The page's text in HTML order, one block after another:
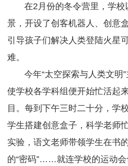
在2月份的冬令营里，学校
景，开设了创客机器人、创意
引导孩子们解决人类登陆火星
难。
今年“太空探索与人类文明”
使学校各学科组便开始忙活起
目。每到下午三时二十分，学
学生搭建创意盒子，科学老师
实验，语文老师带领学生在书
的“密码”……就连学校的运动